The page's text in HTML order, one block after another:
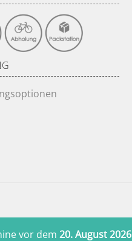
vor dem20. August 2026